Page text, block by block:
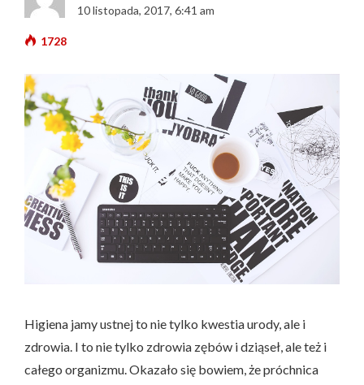
10 listopada, 2017, 6:41 am
1728
Higiena jamy ustnej to nie tylko kwestia urody, ale i
zdrowia. I to nie tylko zdrowia zębów i dziąseł, ale też i
całego organizmu. Okazało się bowiem, że próchnica